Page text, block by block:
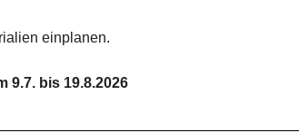
einplanen.
9.7. bis 19.8.2026